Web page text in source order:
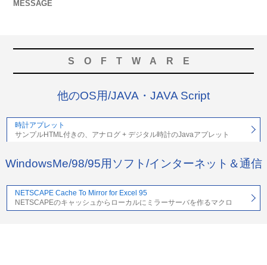
MESSAGE
SOFTWARE
他のOS用/JAVA・JAVA Script
時計アプレット
サンプルHTML付きの、アナログ + デジタル時計のJavaアプレット
WindowsMe/98/95用ソフト/インターネット＆通信
NETSCAPE Cache To Mirror for Excel 95
NETSCAPEのキャッシュからローカルにミラーサーバを作るマクロ